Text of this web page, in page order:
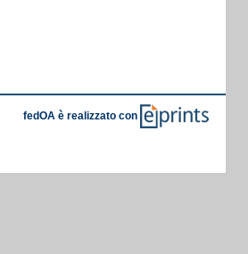
fedOA è realizzato con